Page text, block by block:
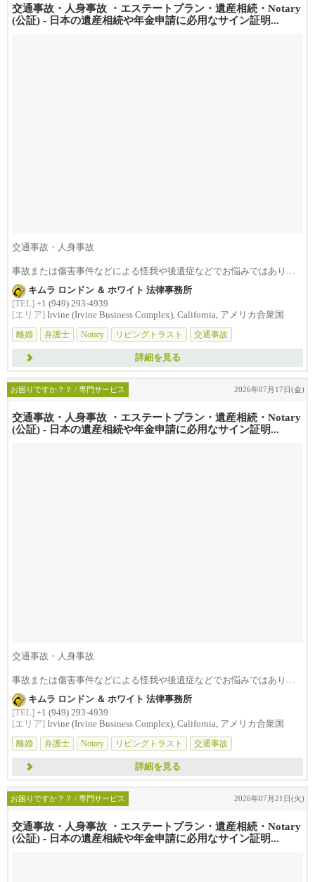
交通事故・人身事故 ・エステートプラン・遺産相続・Notary
(公証) - 日本の遺産相続や年金申請に必用なサイン証明...
交通事故・人身事故
事故または傷害事件などによる怪我や後遺症などでお悩みではありま
せんか？損害賠償は治療費...
キムラ ロンドン ＆ ホワイト 法律事務所
[TEL] +1 (949) 293-4939
[エリア] Irvine (Irvine Business Complex), California, アメリカ合衆国
離婚
弁護士 Notary リビングトラスト 交通事故
詳細を見る
お困りですか？？ / 専門サービス 2026年07月17日(金)
交通事故・人身事故 ・エステートプラン・遺産相続・Notary
(公証) - 日本の遺産相続や年金申請に必用なサイン証明...
交通事故・人身事故
事故または傷害事件などによる怪我や後遺症などでお悩みではありま
せんか？損害賠償は治療費...
キムラ ロンドン ＆ ホワイト 法律事務所
[TEL] +1 (949) 293-4939
[エリア] Irvine (Irvine Business Complex), California, アメリカ合衆国
離婚
弁護士 Notary リビングトラスト 交通事故
詳細を見る
お困りですか？？ / 専門サービス 2026年07月21日(火)
交通事故・人身事故 ・エステートプラン・遺産相続・Notary
(公証) - 日本の遺産相続や年金申請に必用なサイン証明...